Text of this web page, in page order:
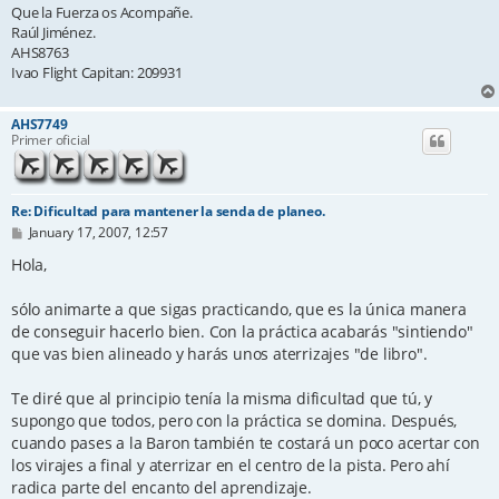
Que la Fuerza os Acompañe.
Raúl Jiménez.
AHS8763
Ivao Flight Capitan: 209931
AHS7749
Primer oficial
Re: Dificultad para mantener la senda de planeo.
P
s
January 17, 2007, 12:57
Hola,
sólo animarte a que sigas practicando, que es la única manera
de conseguir hacerlo bien. Con la práctica acabarás "sintiendo"
que vas bien alineado y harás unos aterrizajes "de libro".
Te diré que al principio tenía la misma dificultad que tú, y
supongo que todos, pero con la práctica se domina. Después,
cuando pases a la Baron también te costará un poco acertar con
los virajes a final y aterrizar en el centro de la pista. Pero ahí
radica parte del encanto del aprendizaje.